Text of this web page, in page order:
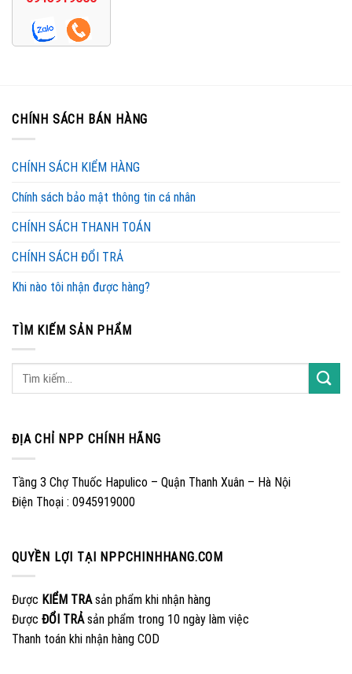
CHÍNH SÁCH BÁN HÀNG
CHÍNH SÁCH KIỂM HÀNG
Chính sách bảo mật thông tin cá nhân
CHÍNH SÁCH THANH TOÁN
CHÍNH SÁCH ĐỔI TRẢ
Khi nào tôi nhận được hàng?
TÌM KIẾM SẢN PHẨM
ĐỊA CHỈ NPP CHÍNH HÃNG
Tầng 3 Chợ Thuốc Hapulico – Quận Thanh Xuân – Hà Nội
Điện Thoại : 0945919000
QUYỀN LỢI TẠI NPPCHINHHANG.COM
Được KIỂM TRAsản phẩm khi nhận hàng
Được ĐỔI TRẢsản phẩm trong 10 ngày làm việc
Thanh toán khi nhận hàng COD